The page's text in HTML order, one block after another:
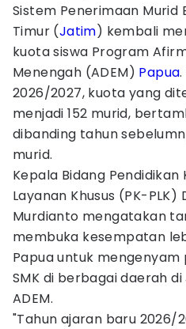
Sistem Penerimaan Murid
Timur (Jatim) kembali
kuota siswa Program
Menengah (ADEM) Papua
2026/2027, kuota yang
menjadi 152 murid,
dibanding tahun
murid.
Kepala Bidang Pendidikan
Layanan Khusus (PK-
Murdianto mengatakan
membuka kesempatan
Papua untuk mengenyam
SMK di berbagai daerah
ADEM.
"Tahun ajaran baru 2026/